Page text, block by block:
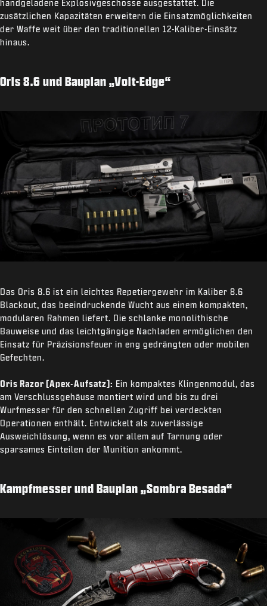
handgeladene Explosivgeschosse ausgestattet. Die
zusätzlichen Kapazitäten erweitern die Einsatzmöglichkeiten
der Waffe weit über den traditionellen 12-Kaliber-Einsätz
hinaus.
Oris 8.6 und Bauplan „Volt-Edge“
Das Oris 8.6 ist ein leichtes Repetiergewehr im Kaliber 8.6
Blackout, das beeindruckende Wucht aus einem kompakten,
modularen Rahmen liefert. Die schlanke monolithische
Bauweise und das leichtgängige Nachladen ermöglichen den
Einsatz für Präzisionsfeuer in eng gedrängten oder mobilen
Gefechten.
Oris Razor (Apex-Aufsatz): Ein kompaktes Klingenmodul, das
am Verschlussgehäuse montiert wird und bis zu drei
Wurfmesser für den schnellen Zugriff bei verdeckten
Operationen enthält. Entwickelt als zuverlässige
Ausweichlösung, wenn es vor allem auf Tarnung oder
sparsames Einteilen der Munition ankommt.
Kampfmesser und Bauplan „Sombra Besada“